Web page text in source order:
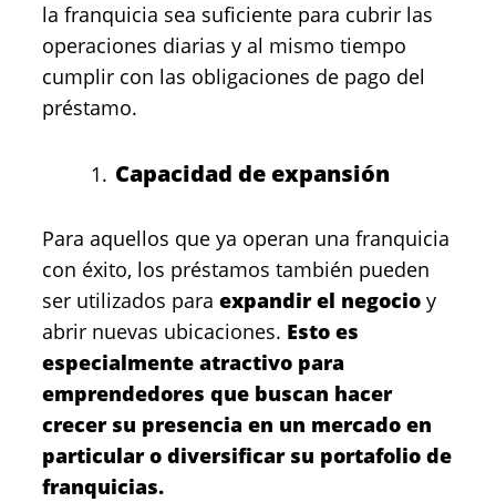
la franquicia sea suficiente para cubrir las
operaciones diarias y al mismo tiempo
cumplir con las obligaciones de pago del
préstamo.
Capacidad de expansión
Para aquellos que ya operan una franquicia
con éxito, los préstamos también pueden
ser utilizados para expandir el negocio y
abrir nuevas ubicaciones. Esto es
especialmente atractivo para
emprendedores que buscan hacer
crecer su presencia en un mercado en
particular o diversificar su portafolio de
franquicias.